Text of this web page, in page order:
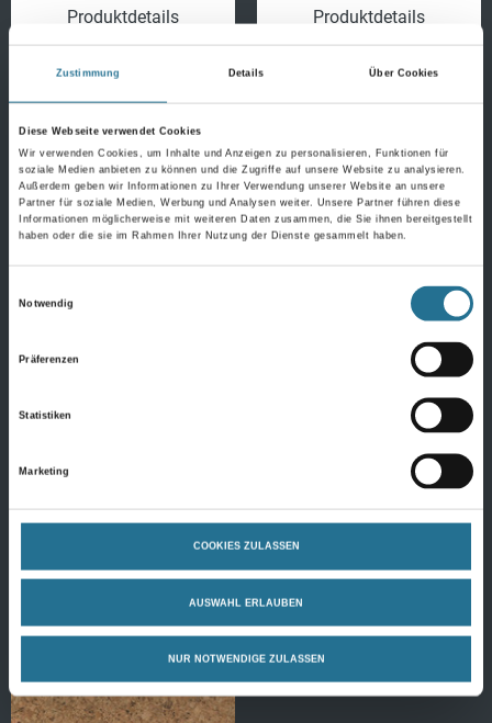
Zustimmung Details Über Cookies
Diese Webseite verwendet Cookies
Wir verwenden Cookies, um Inhalte und Anzeigen zu personalisieren, Funktionen für
soziale Medien anbieten zu können und die Zugriffe auf unsere Website zu analysieren.
Außerdem geben wir Informationen zu Ihrer Verwendung unserer Website an unsere
Partner für soziale Medien, Werbung und Analysen weiter. Unsere Partner führen diese
Informationen möglicherweise mit weiteren Daten zusammen, die Sie ihnen bereitgestellt
haben oder die sie im Rahmen Ihrer Nutzung der Dienste gesammelt haben.
Notwendig
Präferenzen
Statistiken
Marketing
COOKIES ZULASSEN
AUSWAHL ERLAUBEN
NUR NOTWENDIGE ZULASSEN
Produktdetails Produktdetails
915x305x10,5mm
Produktdetails
MPlus Cortico 2029 Kork K
Produktdetails